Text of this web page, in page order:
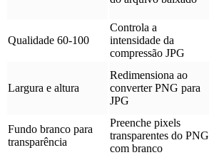
Qualidade 60-100
Controla a
intensidade da
compressão JPG
Largura e altura
Redimensiona ao
converter PNG para
JPG
Fundo branco para
transparência
Preenche pixels
transparentes do PNG
com branco